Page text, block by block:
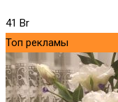
41 Br
Топ рекламы